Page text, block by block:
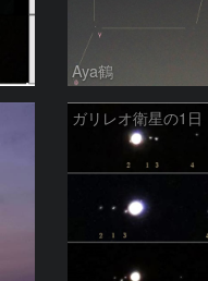
Aya鶴
ガリレオ衛星の1日